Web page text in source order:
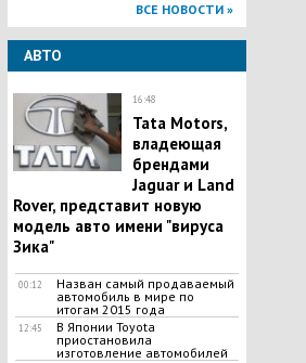
ВСЕ НОВОСТИ »
АВТО
16:48
Tata Motors,
владеющая
брендами
Jaguar и Land
Rover, представит новую
модель авто имени "вируса
Зика"
00:12
Назван самый продаваемый
автомобиль в мире по
итогам 2015 года
12:45
В Японии Toyota
приостановила
изготовление автомобилей